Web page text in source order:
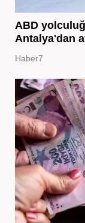
ABD
Antalya'dan
Haber7